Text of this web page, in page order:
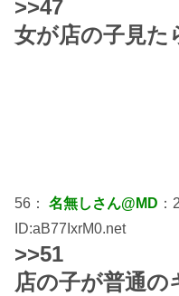
>>47
女が店の子見た
56： 名無しさん@MD
ID:aB77IxrM0.net
>>51
店の子が普通